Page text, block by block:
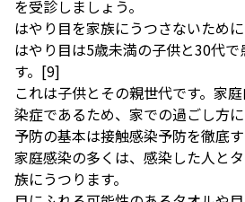
を受診しましょう。
はやり目を家族にうつさないため
はやり目は5歳未満の子供と30代
す。 [9]
これは子供とその親世代です。家
染症であるため、家での過ごし方に
予防の基本は接触感染予防を徹底す
家庭感染の多くは、感染した人と
族にうつります。